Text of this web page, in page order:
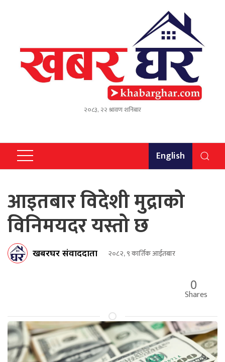
२०८३, २२ श्रावण शनिबार
English
आइतबार विदेशी मुद्राको
विनिमयदर यस्तो छ
खबरघर संवाददाता २०८२, ९ कार्तिक आईतबार
0
Shares